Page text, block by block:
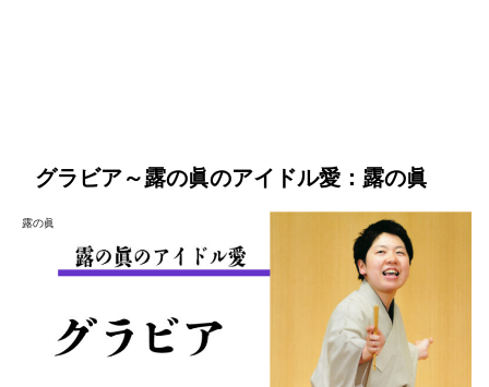
グラビア～露の眞のアイドル愛：露の眞
露の眞